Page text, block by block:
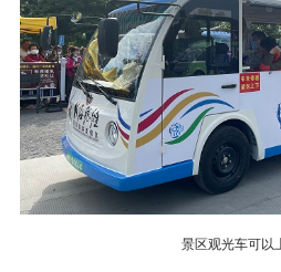
景区观光车可以